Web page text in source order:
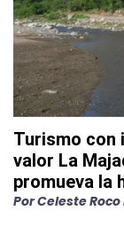
Turismo con
valor La
promueva la
PorCeleste